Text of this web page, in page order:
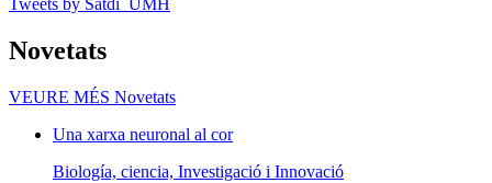
Novetats
VEURE MÉS Novetats
Una xarxa neuronal al cor
Biología, ciencia, Investigació i Innovació